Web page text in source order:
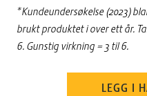
*Kundeundersøkelse (2023)
brukt produktet i over ett år.
6. Gunstig virkning = 3 til 6.
LEGG I